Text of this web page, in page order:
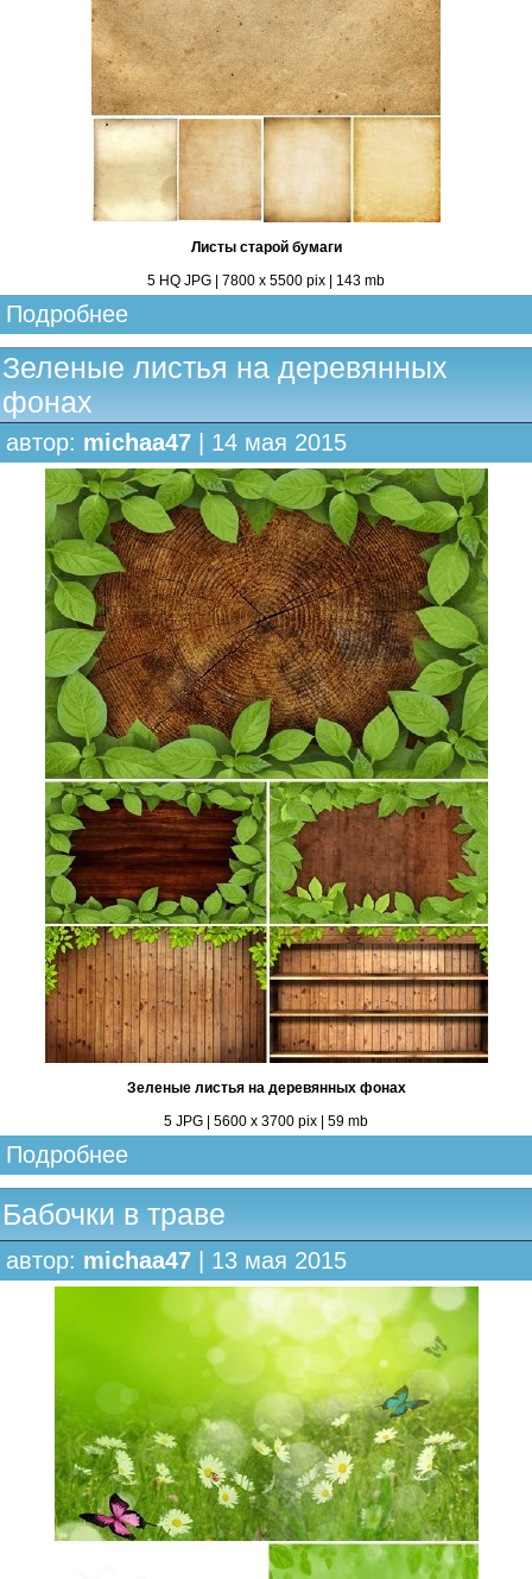
Листы старой бумаги
5 HQ JPG | 7800 х 5500 pix | 143 mb
Подробнее
Зеленые листья на деревянных
фонах
автор: michaa47 | 14 мая 2015
Зеленые листья на деревянных фонах
5 JPG | 5600 х 3700 pix | 59 mb
Подробнее
Бабочки в траве
автор: michaa47 | 13 мая 2015